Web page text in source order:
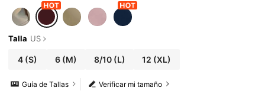
Talla US
4 (S) 6 (M) 8/10(L) 12 (XL)
Verificar mi tamaño
Guía de Tallas